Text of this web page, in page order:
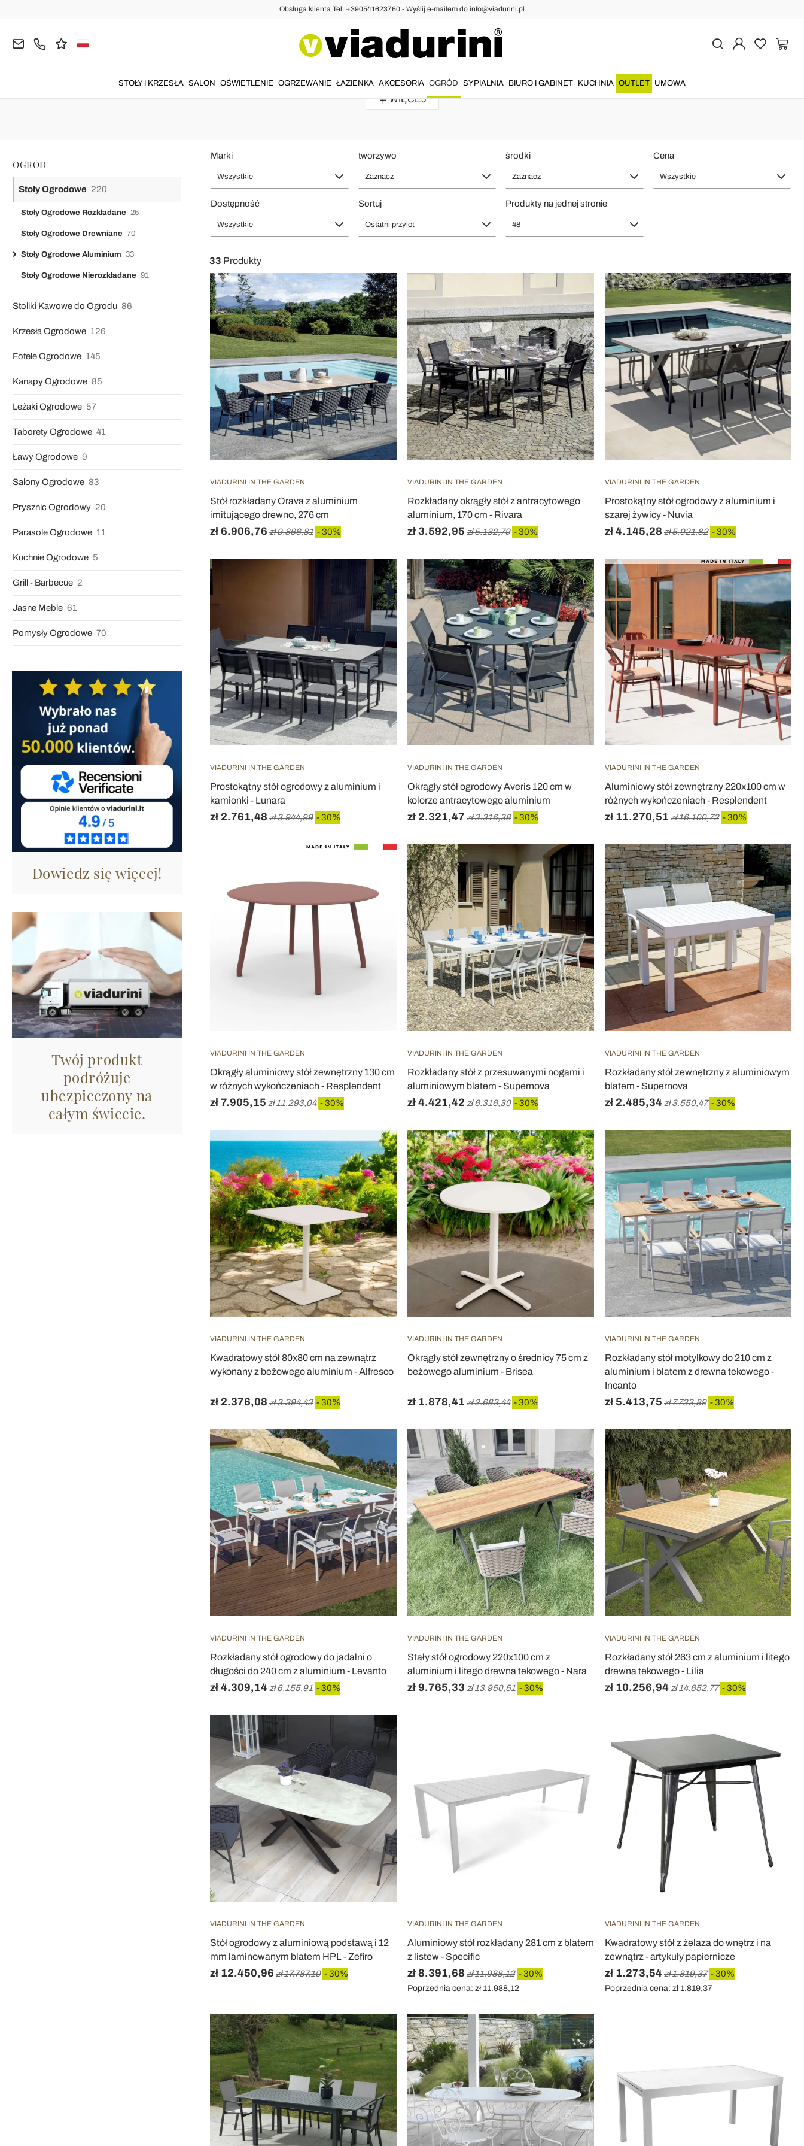
Obsługa klienta Tel. +390541623760 - Wyślij e-mailem do info@viadurini.pl
STOŁY I KRZESŁA SALON OŚWIETLENIE OGRZEWANIE ŁAZIENKA AKCESORIA OGRÓD SYPIALNIA BIURO I GABINET KUCHNIA OUTLET UMOWA
Stoł Ogrodowe Aluminiowy i Metalowy - Wyprodukowane we Włoszech Design
wyrafinowanych linii do życia zanurzonej w stół ogrodowy metalowy
WIĘCEJ
OGRÓD
Stoły Ogrodowe 220
Stoły Ogrodowe Rozkładane 26
Stoły Ogrodowe Drewniane 70
Stoły Ogrodowe Aluminium 33
Stoły Ogrodowe Nierozkładane 91
Stoliki Kawowe do Ogrodu 86
Krzesła Ogrodowe 126
Fotele Ogrodowe 145
Kanapy Ogrodowe 85
Leżaki Ogrodowe 57
Taborety Ogrodowe 41
Ławy Ogrodowe 9
Salony Ogrodowe 83
Prysznic Ogrodowy 20
Parasole Ogrodowe 11
Kuchnie Ogrodowe 5
Grill - Barbecue 2
Jasne Meble 61
Pomysły Ogrodowe 70
Dowiedz się więcej!
Twój produkt
podróżuje
ubezpieczony na
całym świecie.
Marki
Wszystkie
tworzywo
Zaznacz
środki
Zaznacz
Cena
Wszystkie
Dostępność
Wszystkie
Sortuj
Ostatni przylot
Produkty na jednej stronie
48
33 Produkty
VIADURINI IN THE GARDEN
Stół rozkładany Orava z aluminium
imitującego drewno, 276 cm
zł 6.906,76 zł 9.866,81 - 30%
VIADURINI IN THE GARDEN
Rozkładany okrągły stół z antracytowego
aluminium, 170 cm - Rivara
zł 3.592,95 zł 5.132,79 - 30%
VIADURINI IN THE GARDEN
Prostokątny stół ogrodowy z aluminium i
szarej żywicy - Nuvia
zł 4.145,28 zł 5.921,82 - 30%
VIADURINI IN THE GARDEN
Prostokątny stół ogrodowy z aluminium i
kamionki - Lunara
zł 2.761,48 zł 3.944,99 - 30%
VIADURINI IN THE GARDEN
Okrągły stół ogrodowy Averis 120 cm w
kolorze antracytowego aluminium
zł 2.321,47 zł 3.316,38 - 30%
VIADURINI IN THE GARDEN
Aluminiowy stół zewnętrzny 220x100 cm w
różnych wykończeniach - Resplendent
zł 11.270,51 zł 16.100,72 - 30%
VIADURINI IN THE GARDEN
Okrągły aluminiowy stół zewnętrzny 130 cm
w różnych wykończeniach - Resplendent
zł 7.905,15 zł 11.293,04 - 30%
VIADURINI IN THE GARDEN
Rozkładany stół z przesuwanymi nogami i
aluminiowym blatem - Supernova
zł 4.421,42 zł 6.316,30 - 30%
VIADURINI IN THE GARDEN
Rozkładany stół zewnętrzny z aluminiowym
blatem - Supernova
zł 2.485,34zł 3.550,47 - 30%
VIADURINI IN THE GARDEN
Kwadratowy stół 80x80 cm na zewnątrz
wykonany z beżowego aluminium - Alfresco
zł 2.376,08 zł 3.394,43 - 30%
VIADURINI IN THE GARDEN
Okrągły stół zewnętrzny o średnicy 75 cm z
beżowego aluminium - Brisea
zł 1.878,41 zł 2.683,44 - 30%
VIADURINI IN THE GARDEN
Rozkładany stół motylkowy do 210 cm z
aluminium i blatem z drewna tekowego -
Incanto
zł 5.413,75 zł 7.733,89 - 30%
VIADURINI IN THE GARDEN
Rozkładany stół ogrodowy do jadalni o
długości do 240 cm z aluminium - Levanto
zł 4.309,14zł 6.155,91 - 30%
VIADURINI IN THE GARDEN
Stały stół ogrodowy 220x100 cm z
aluminium i litego drewna tekowego - Nara
zł 9.765,33 zł 13.950,51 - 30%
VIADURINI IN THE GARDEN
Rozkładany stół 263 cm z aluminium i litego
drewna tekowego - Lilia
zł 10.256,94zł 14.652,77 - 30%
VIADURINI IN THE GARDEN
Stół ogrodowy z aluminiową podstawą i 12
mm laminowanym blatem HPL - Zefiro
zł 12.450,96 zł 17.787,10 - 30%
VIADURINI IN THE GARDEN
Aluminiowy stół rozkładany 281 cm z blatem
z listew - Specific
zł 8.391,68 zł 11.988,12 - 30%
Poprzednia cena: zł 11.988,12
VIADURINI IN THE GARDEN
Kwadratowy stół z żelaza do wnętrz i na
zewnątrz - artykuły papiernicze
zł 1.273,54zł 1.819,37 - 30%
Poprzednia cena: zł 1.819,37